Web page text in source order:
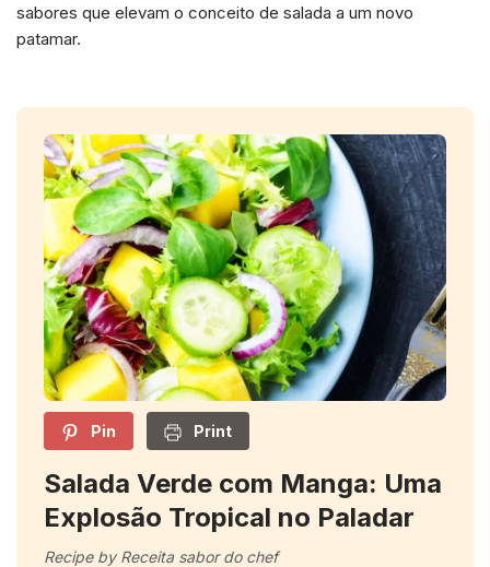
sabores que elevam o conceito de salada a um novo
patamar.
Pin Print
Salada Verde com Manga: Uma
Explosão Tropical no Paladar
Recipe by Receita sabor do chef